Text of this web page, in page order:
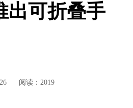
出可折叠手
阅读：2019